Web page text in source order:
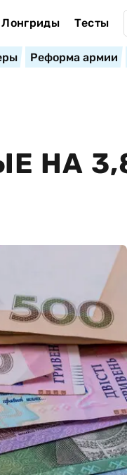
Лонгриды Тесты
Реформа армии
НА